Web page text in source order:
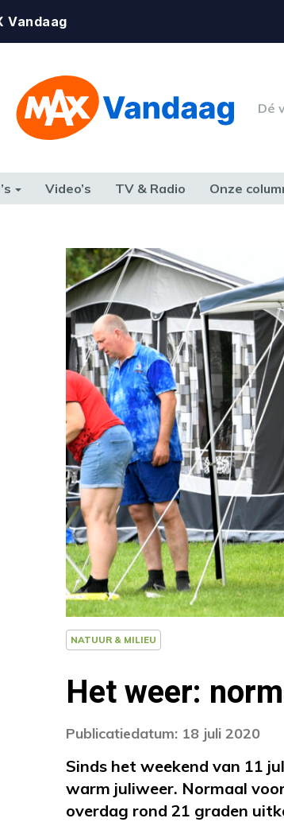
Vandaag
Dé
Video’s TV & Radio Onze
NATUUR & MILIEU
Het weer:
Publicatiedatum: 18 juli 2020
Sinds het weekend van 11
warm juliweer. Normaal
overdag rond 21 graden